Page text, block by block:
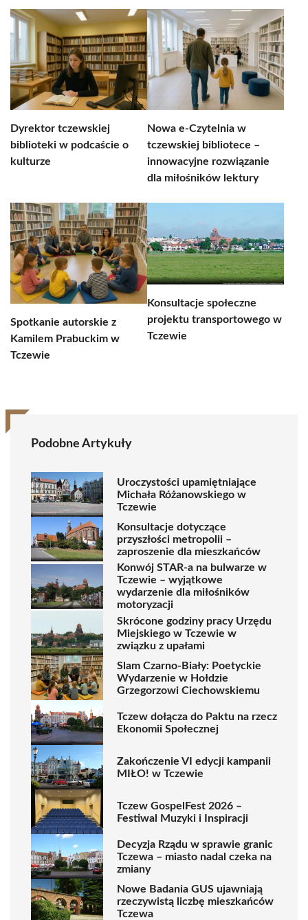
Dyrektor tczewskiej
biblioteki w podcaście o
kulturze
Nowa e-Czytelnia w
tczewskiej bibliotece –
innowacyjne rozwiązanie
dla miłośników lektury
Spotkanie autorskie z
Kamilem Prabuckim w
Tczewie
Konsultacje społeczne
projektu transportowego w
Tczewie
Podobne Artykuły
Uroczystości upamiętniające
Michała Różanowskiego w
Tczewie
Konsultacje dotyczące
przyszłości metropolii –
zaproszenie dla mieszkańców
Konwój STAR-a na bulwarze w
Tczewie – wyjątkowe
wydarzenie dla miłośników
motoryzacji
Skrócone godziny pracy Urzędu
Miejskiego w Tczewie w
związku z upałami
Slam Czarno-Biały: Poetyckie
Wydarzenie w Hołdzie
Grzegorzowi Ciechowskiemu
Tczew dołącza do Paktu na rzecz
Ekonomii Społecznej
Zakończenie VI edycji kampanii
MIŁO! w Tczewie
Tczew GospelFest 2026 –
Festiwal Muzyki i Inspiracji
Decyzja Rządu w sprawie granic
Tczewa – miasto nadal czeka na
zmiany
Nowe Badania GUS ujawniają
rzeczywistą liczbę mieszkańców
Tczewa